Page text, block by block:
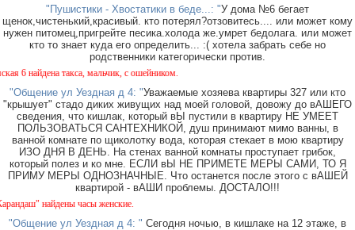
"Пушистики - Хвостатики в беде...: "У дома №6 бегает
щенок,чистенький,красивый. кто потерял?отзовитесь.... или может кому
нужен питомец,пригрейте песика.холода же.умрет бедолага. или может
кто то знает куда его определить... :( хотела забрать себе но
родственники категорически против.
такса, мальчик, с ошейником.
"Общение ул Уездная д 4: "Уважаемые хозяева квартиры 327 или кто
"крышует" стадо диких живущих над моей головой, довожу до вАШЕГО
сведения, что кишлак, который вЫ пустили в квартиру НЕ УМЕЕТ
ПОЛЬЗОВАТЬСЯ САНТЕХНИКОЙ, душ принимают мимо ванны, в
ванной комнате по щиколотку вода, которая стекает в мою квартиру
ИЗО ДНЯ В ДЕНЬ. На стенах ванной комнаты проступает грибок,
который полез и ко мне. ЕСЛИ вЫ НЕ ПРИМЕТЕ МЕРЫ САМИ, ТО Я
ПРИМУ МЕРЫ ОДНОЗНАЧНЫЕ. Что останется после этого с вАШЕЙ
квартирой - вАШИ проблемы. ДОСТАЛО!!!
найдены часы женские.
"Общение ул Уездная д 4: " Сегодня ночью, в кишлаке на 12 этаже, в